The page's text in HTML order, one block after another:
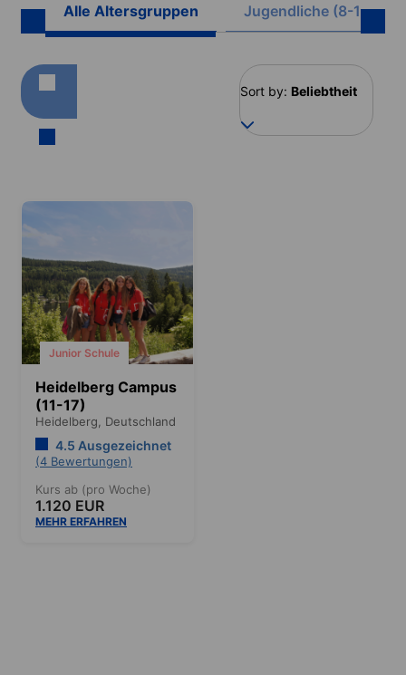
Alle Altersgruppen Jugendliche (8-17)
Sort by: Beliebtheit
Junior Schule
Heidelberg Campus
(11-17)
Heidelberg, Deutschland
4.5 Ausgezeichnet
(4 Bewertungen)
Kurs ab (pro Woche)
1.120 EUR
MEHR ERFAHREN